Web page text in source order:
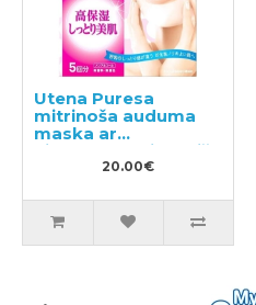
Utena Puresa
mitrinoša auduma
maska ar
hialuronskābi un bišu
māšu peru pieniņu
20.00€